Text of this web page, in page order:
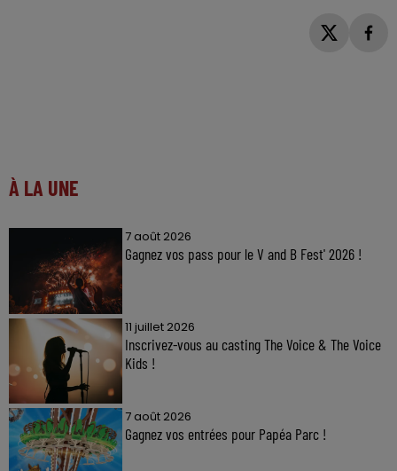
À LA UNE
7 août 2026
Gagnez vos pass pour le V and B Fest' 2026 !
11 juillet 2026
Inscrivez-vous au casting The Voice & The Voice
Kids !
7 août 2026
Gagnez vos entrées pour Papéa Parc !